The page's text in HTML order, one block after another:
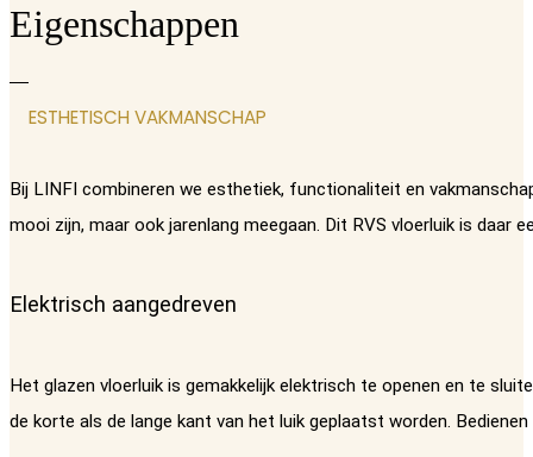
Eigenschappen
ESTHETISCH VAKMANSCHAP
Bij LINFI combineren we esthetiek, functionaliteit en
mooi zijn, maar ook jarenlang meegaan. Dit RVS vloerluik is daar
Elektrisch aangedreven
Het glazen vloerluik is gemakkelijk elektrisch te openen en te
de korte als de lange kant van het luik geplaatst worden.